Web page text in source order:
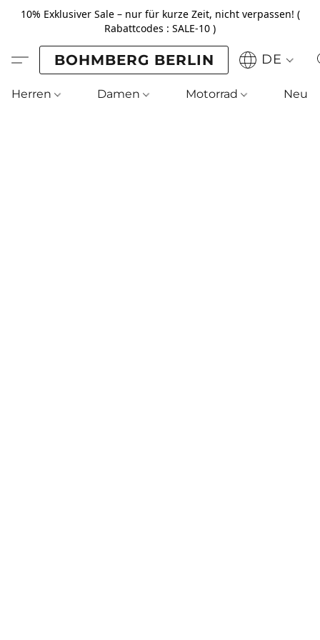
10% Exklusiver Sale – nur für kurze Zeit, nicht verpassen! (
Rabattcodes : SALE-10 )
BOHMBERG BERLIN DE
Herren Damen Motorrad Neu !